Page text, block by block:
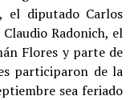
de Castrodictó
que obliga a
total de
moral:
el diputado Carlos
Radonich, el
Flores y parte de
participaron de la
sea feriado